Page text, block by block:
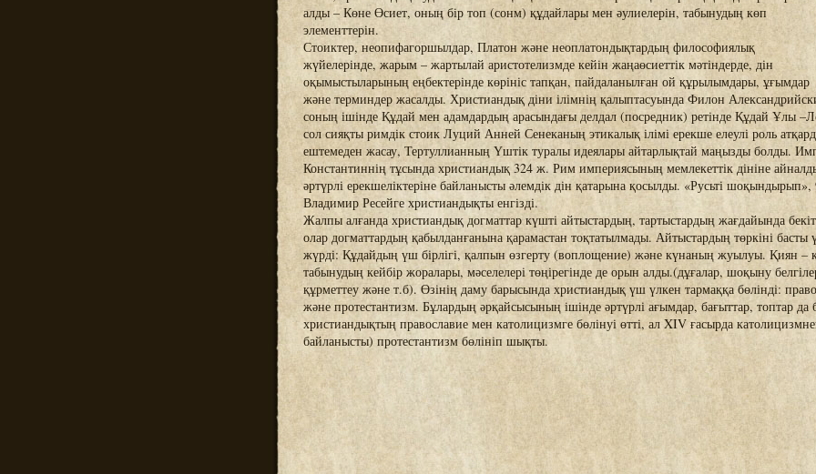
алды – Көне Өсиет, оның бір топ (сонм) құдайлары мен әулиелерін, табынудың көп
элементтерін.
Стоиктер, неопифагоршылдар, Платон және неоплатондықтардың философиялық
жүйелерінде, жарым – жартылай аристотелизмде кейін жаңаөсиеттік мәтіндерде, дін
оқымыстыларының еңбектерінде көрініс тапқан, пайдаланылған ой құрылымдары, ұғымдар
және терминдер жасалды. Христиандық діни ілімнің қалыптасуында Филон
соның ішінде Құдай мен адамдардың арасындағы делдал (посредник) ретінде Құдай Ұлы
сол сияқты римдік стоик Луций Анней Сенеканың этикалық ілімі ерекше елеулі роль
ештемеден жасау, Тертуллианның Үштік туралы идеялары айтарлықтай маңызды болды.
Константиннің тұсында христиандық 324 ж. Рим империясының мемлекеттік дініне
әртүрлі ерекшеліктеріне байланысты әлемдік дін қатарына қосылды. «Русьті
Владимир Ресейге христиандықты енгізді.
Жалпы алғанда христиандық догматтар күшті айтыстардың, тартыстардың жағдайында
олар догматтардың қабылданғанына қарамастан тоқтатылмады. Айтыстардың төркіні басты
жүрді: Құдайдың үш бірлігі, қалпын өзгерту (воплощение) және күнаның жуылуы. Қиян –
табынудың кейбір жоралары, мәселелері төңірегінде де орын алды.(дұғалар, шоқыну
құрметтеу және т.б). Өзінің даму барысында христиандық үш үлкен тармаққа бөлінді:
және протестантизм. Бұлардың әрқайсысының ішінде әртүрлі ағымдар, бағыттар, топтар
христиандықтың православие мен католицизмге бөлінуі өтті, ал XIV ғасырда
байланысты) протестантизм бөлініп шықты.